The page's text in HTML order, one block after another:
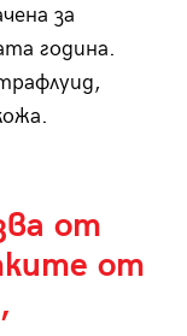
за
година.
от
от